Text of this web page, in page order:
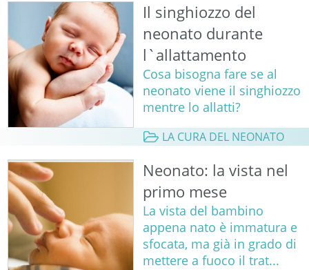
Il singhiozzo del
neonato durante
l`allattamento
Cosa bisogna fare se al
neonato viene il singhiozzo
mentre lo allatti?
LA CURA DEL NEONATO
Neonato: la vista nel
primo mese
La vista del bambino
appena nato è immatura e
sfocata, ma già in grado di
mettere a fuoco il trat...